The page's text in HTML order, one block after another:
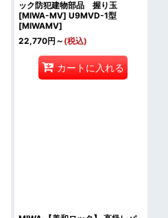
ック防犯建物部品 握り玉
[MIWA-MV] U9MVD-1型
[MIWAMV]
22,770円 ～ (税込)
カートに入れる